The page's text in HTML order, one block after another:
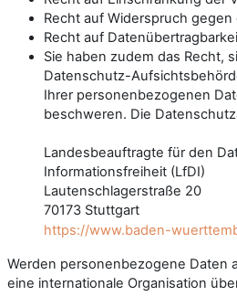
Recht auf Widerspruch gegen
Recht auf
Sie haben zudem das Recht,
Datenschutz-
Ihrer personenbezogenen
beschweren. Die
Landesbeauftragte für den
Informationsfreiheit (LfDI)
Lautenschlagerstraße 20
70173 Stuttgart
https://www.baden-
Werden personenbezogene Daten
eine internationale Organisation